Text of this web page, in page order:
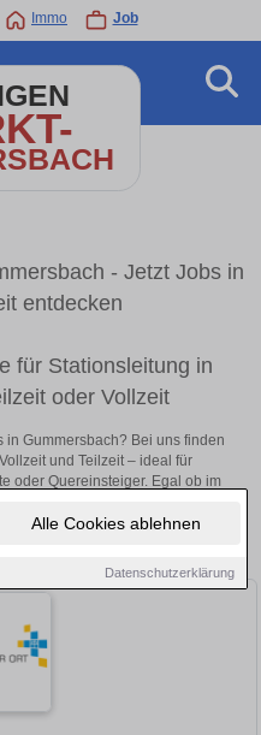
Alle Cookies ablehnen
Datenschutzerklärung
Immo Job
- Jetzt Jobs in
entdecken
für Stationsleitung in
oder Vollzeit
Gummersbach? Bei uns finden
und Teilzeit – ideal für
oder Quereinsteiger. Egal ob im
Sie jetzt neue Chancen in Ihrer
auf passende Stationsleitung-